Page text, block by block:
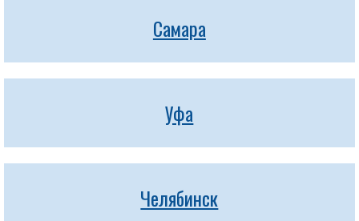
Самара
Уфа
Челябинск